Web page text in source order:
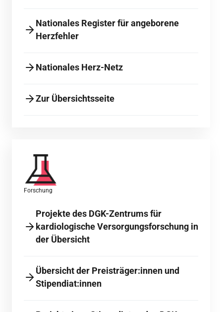
Nationales Register für angeborene
Herzfehler
Nationales Herz-Netz
Zur Übersichtsseite
Forschung
Projekte des DGK-Zentrums für
kardiologische Versorgungsforschung in
der Übersicht
Übersicht der Preisträger:innen und
Stipendiat:innen